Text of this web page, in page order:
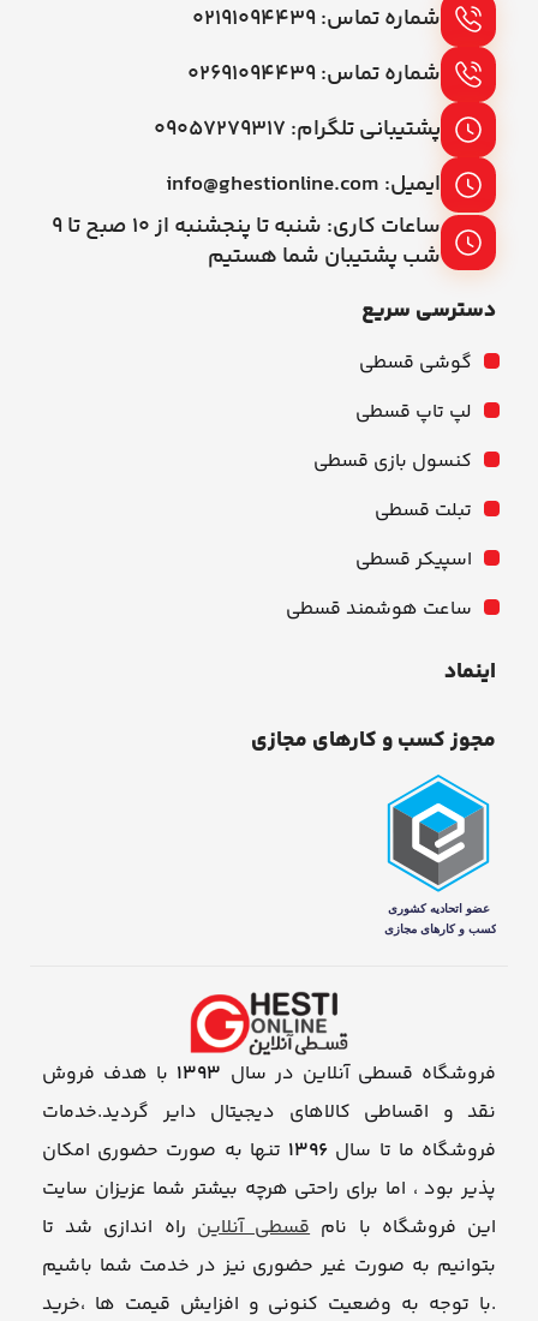
شماره تماس: ۰۲۱۹۱۰۹۴۴۳۹
شماره تماس: ۰۲۶۹۱۰۹۴۴۳۹
پشتیبانی تلگرام: ۰۹۰۵۷۲۷۹۳۱۷
ایمیل: info@ghestionline.com
ساعات کاری: شنبه تا پنجشنبه از ۱۰ صبح تا ۹
شب پشتیبان شما هستیم
دسترسی سریع
گوشی قسطی
لپ تاپ قسطی
کنسول بازی قسطی
تبلت قسطی
اسپیکر قسطی
ساعت هوشمند قسطی
اینماد
مجوز کسب و کارهای مجازی
فروشگاه قسطی آنلاین در سال 1393 با هدف فروش
نقد و اقساطی کالاهای دیجیتال دایر گردید.خدمات
فروشگاه ما تا سال 1396 تنها به صورت حضوری امکان
پذیر بود ، اما برای راحتی هرچه بیشتر شما عزیزان سایت
این فروشگاه با نامقسطی آنلاین راه اندازی شد تا
بتوانیم به صورت غیر حضوری نیز در خدمت شما باشیم
.با توجه به وضعیت کنونی و افزایش قیمت ها ،خرید